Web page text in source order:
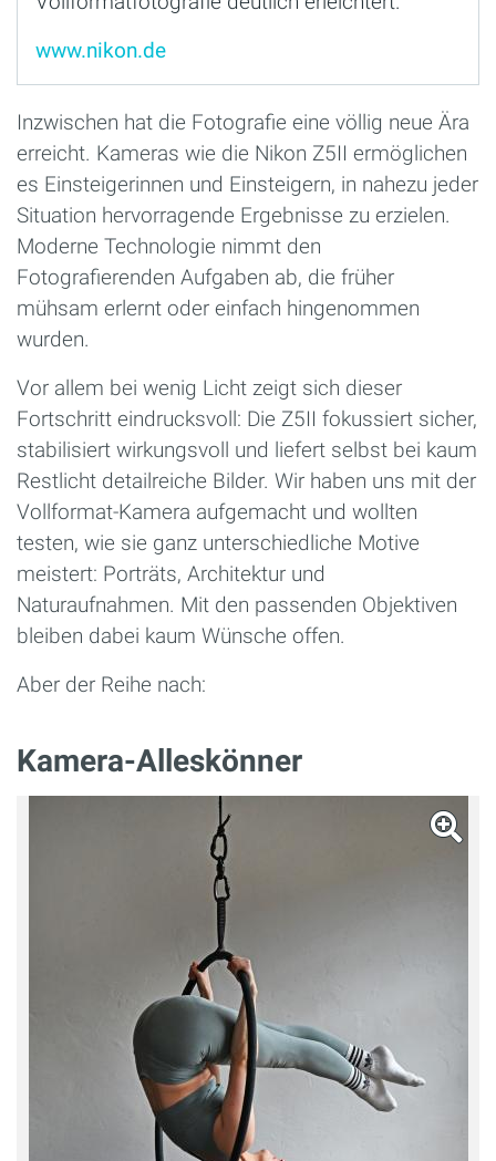
www.nikon.de
Inzwischen hat die Fotografie eine völlig neue Ära
erreicht. Kameras wie die Nikon Z5II ermöglichen
es Einsteigerinnen und Einsteigern, in nahezu jeder
Situation hervorragende Ergebnisse zu erzielen.
Moderne Technologie nimmt den
Fotografierenden Aufgaben ab, die früher
mühsam erlernt oder einfach hingenommen
wurden.
Vor allem bei wenig Licht zeigt sich dieser
Fortschritt eindrucksvoll: Die Z5II fokussiert sicher,
stabilisiert wirkungsvoll und liefert selbst bei kaum
Restlicht detailreiche Bilder. Wir haben uns mit der
Vollformat-Kamera aufgemacht und wollten
testen, wie sie ganz unterschiedliche Motive
meistert: Porträts, Architektur und
Naturaufnahmen. Mit den passenden Objektiven
bleiben dabei kaum Wünsche offen.
Aber der Reihe nach:
Kamera-Alleskönner